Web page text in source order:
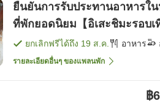
ยืนยันการรับประทานอาหารใ
ที่พักยอดนิยม【อิเสะชิมะรอบ
เสะ อวาโมริ ปลาไท และซาซิมิ
ยกเลิกฟรีได้ถึง 19 ส.ค. อาหาร
รายละเอียดอื่นๆ ของแพลนพัก
฿